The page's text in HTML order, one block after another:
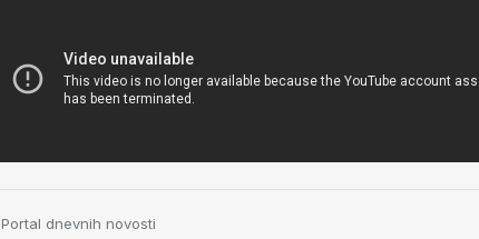
Portal dnevnih novosti